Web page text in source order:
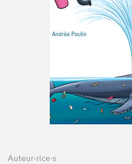
Espace enseignant·e·s
Espace pro
Auteur·rice·s